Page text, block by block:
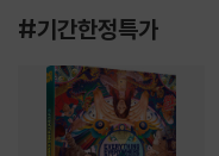
#기간한정특가